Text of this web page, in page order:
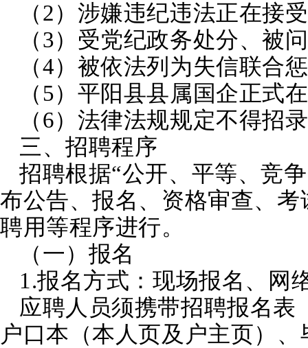
（2）涉嫌违纪违法正在接
（3）受党纪政务处分、被
（4）被依法列为失信联合
（5）平阳县县属国企正式
（6）法律法规规定不得招
三、招聘程序
招聘根据“公开、平等、竞
布公告、报名、资格审查、
聘用等程序进行。
（一）报名
1.报名方式：现场报名、网
应聘人员须携带招聘报名表
户口本（本人页及户主页）